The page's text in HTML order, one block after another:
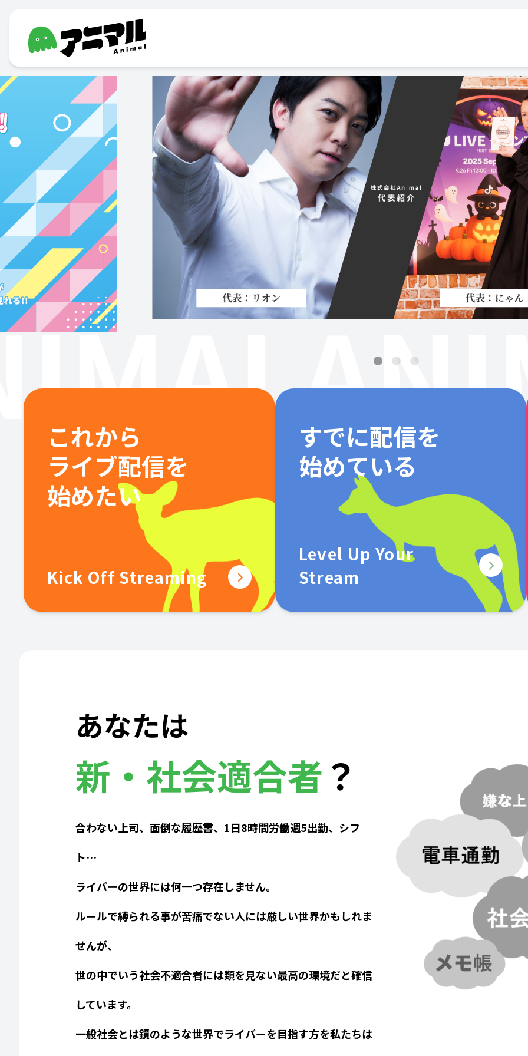
これから
ライブ配信を
始めたい
Kick Off Streaming
すでに配信を
始めている
Level Up Your
Stream
あなたは
新・社会適合者？
合わない上司、面倒な履歴書、1日8時間労働週5出勤、シフ
ト…
ライバーの世界には何一つ存在しません。
ルールで縛られる事が苦痛でない人には厳しい世界かもしれま
せんが、
世の中でいう社会不適合者には類を見ない最高の環境だと確信
しています。
一般社会とは鏡のような世界でライバーを目指す方を私たちは